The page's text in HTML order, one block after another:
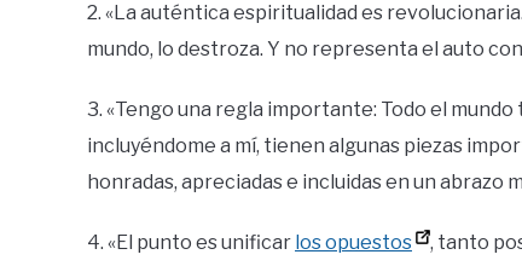
2. «La auténtica espiritualidad es
mundo, lo destroza. Y no representa el auto
3. «Tengo una regla importante: Todo el
incluyéndome a mí, tienen algunas piezas
honradas, apreciadas e incluidas en un abrazo
4. «El punto es unificar los opuestos
, tanto